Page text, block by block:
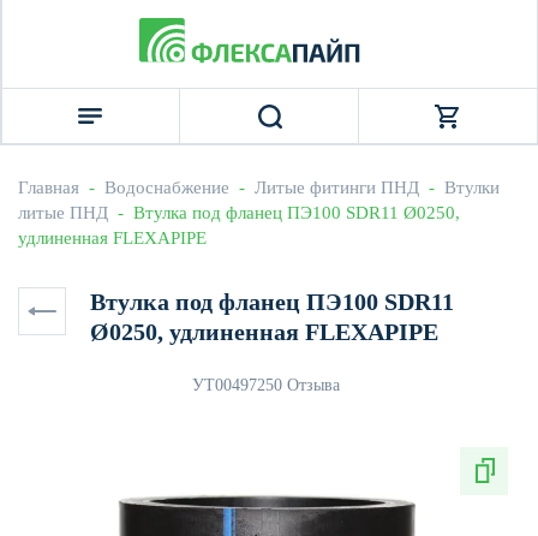
Главная - Водоснабжение - Литые фитинги ПНД - Втулки
литые ПНД -  Втулка под фланец ПЭ100 SDR11 Ø0250,
удлиненная FLEXAPIPE
Втулка под фланец ПЭ100 SDR11
Ø0250, удлиненная FLEXAPIPE
УТ00497250 Отзыва